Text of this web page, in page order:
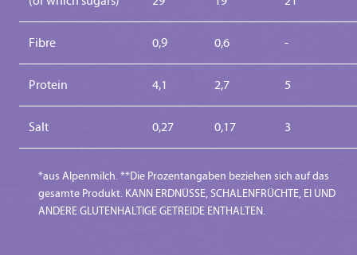
Fibre 0,9 0,6 -
Protein 4,1 2,7 5
Salt 0,27 0,17 3
*aus Alpenmilch. **Die Prozentangaben beziehen sich auf das
gesamte Produkt. KANN ERDNÜSSE, SCHALENFRÜCHTE, EI UND
ANDERE GLUTENHALTIGE GETREIDE ENTHALTEN.